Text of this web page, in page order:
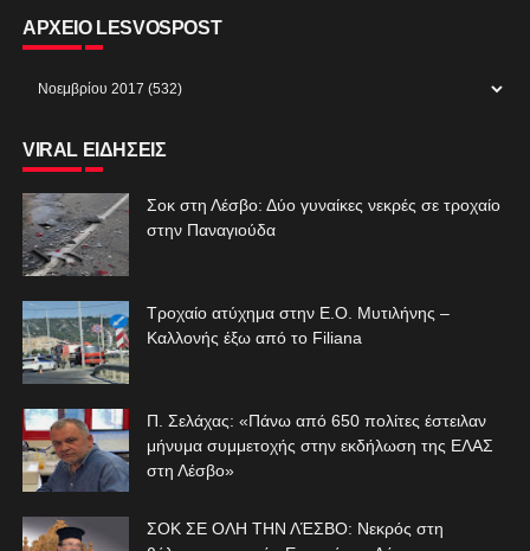
ΑΡΧΕΙΟ LESVOSPOST
VIRAL ΕΙΔΗΣΕΙΣ
Σοκ στη Λέσβο: Δύο γυναίκες νεκρές σε τροχαίο
στην Παναγιούδα
Τροχαίο ατύχημα στην Ε.Ο. Μυτιλήνης –
Καλλονής έξω από το Filiana
Π. Σελάχας: «Πάνω από 650 πολίτες έστειλαν
μήνυμα συμμετοχής στην εκδήλωση της ΕΛΑΣ
στη Λέσβο»
ΣΟΚ ΣΕ ΟΛΗ ΤΗΝ ΛΈΣΒΟ: Νεκρός στη